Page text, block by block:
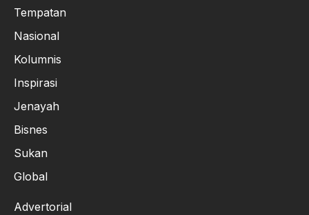
Tempatan
Nasional
Kolumnis
Inspirasi
Jenayah
Bisnes
Sukan
Global
Advertorial